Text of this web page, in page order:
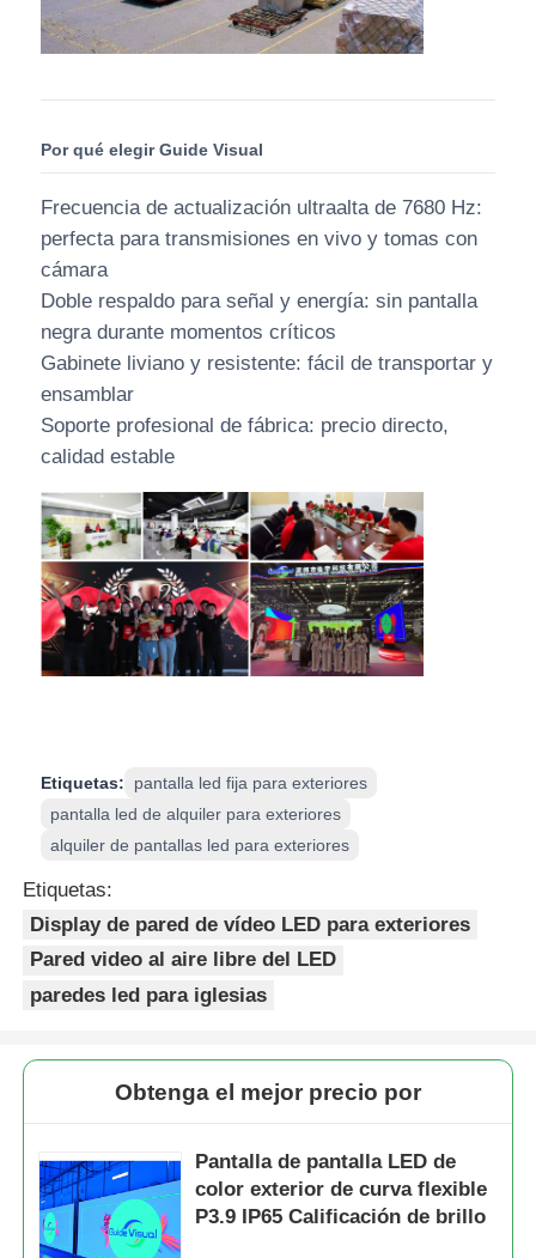
Por qué elegir Guide Visual
Frecuencia de actualización ultraalta de 7680 Hz:
perfecta para transmisiones en vivo y tomas con
cámara
Doble respaldo para señal y energía: sin pantalla
negra durante momentos críticos
Gabinete liviano y resistente: fácil de transportar y
ensamblar
Soporte profesional de fábrica: precio directo,
calidad estable
Etiquetas:
pantalla led fija para exteriores
pantalla led de alquiler para exteriores
alquiler de pantallas led para exteriores
Etiquetas:
Display de pared de vídeo LED para exteriores
Pared video al aire libre del LED
paredes led para iglesias
Obtenga el mejor precio por
Pantalla de pantalla LED de
color exterior de curva flexible
P3.9 IP65 Calificación de brillo